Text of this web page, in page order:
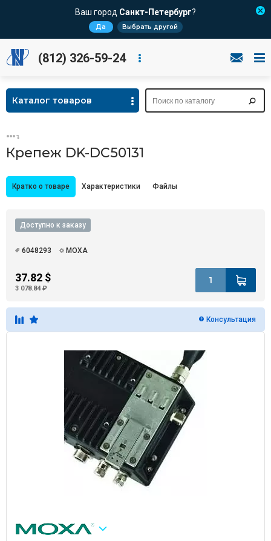
Ваш город Санкт-Петербург?
Да Выбрать другой
(812) 326-59-24
Каталог товаров
Крепеж DK-DC50131
Кратко о товаре Характеристики Файлы
Доступно к заказу
6048293 MOXA
37.82 $
3 078.84 ₽
Консультация